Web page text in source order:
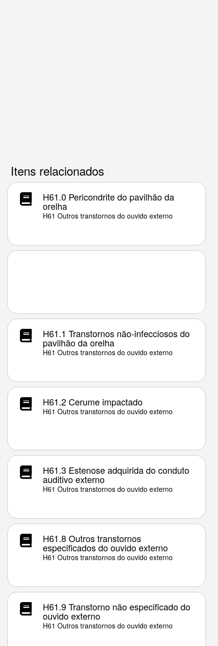
Itens relacionados
H61.0 Pericondrite do pavilhão da
orelha
H61 Outros transtornos do ouvido externo
H61.1 Transtornos não-infecciosos do
pavilhão da orelha
H61 Outros transtornos do ouvido externo
H61.2 Cerume impactado
H61 Outros transtornos do ouvido externo
H61.3 Estenose adquirida do conduto
auditivo externo
H61 Outros transtornos do ouvido externo
H61.8 Outros transtornos
especificados do ouvido externo
H61 Outros transtornos do ouvido externo
H61.9 Transtorno não especificado do
ouvido externo
H61 Outros transtornos do ouvido externo